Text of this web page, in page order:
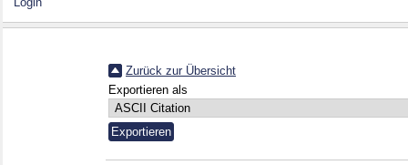
Zurück zur Übersicht
Exportieren als